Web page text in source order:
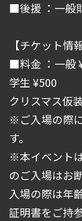
■後援 ：一般
【チケット情報
■料金 ：一般
学生 ¥500
クリスマス仮
※ご入場の際
す。
※本イベント
のご入場はお
入場の際は年
証明書をご持